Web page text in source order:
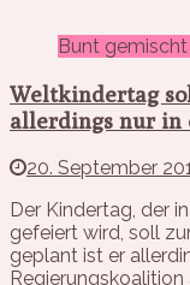
Bunt gemischt
Weltkindertag
allerdings nur in
20. September
Der Kindertag, der
gefeiert wird, soll
geplant ist er
Regierungskoalition